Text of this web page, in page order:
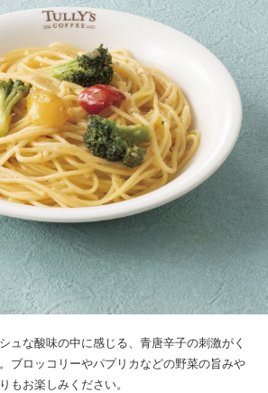
ュな酸味の中に感じる、青唐辛子の刺激がく
ブロッコリーやパプリカなどの野菜の旨みや
もお楽しみください。